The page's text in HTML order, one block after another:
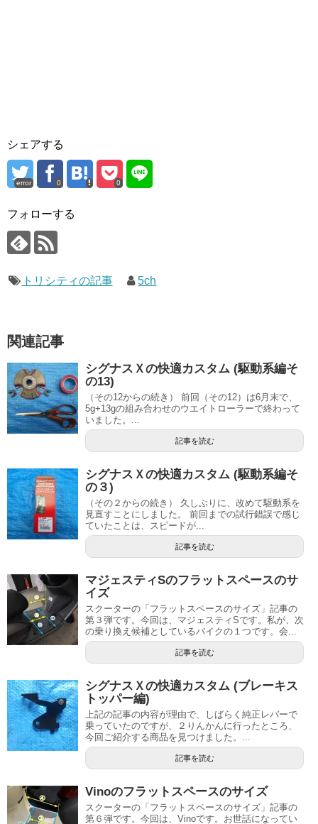
シェアする
error 0 0
フォローする
トリシティの記事 5ch
関連記事
シグナスＸの快適カスタム (駆動系編そ
の13)
（その12からの続き） 前回（その12）は6月末で、
5g+13gの組み合わせのウエイトローラーで終わって
いました。...
記事を読む
シグナスＸの快適カスタム (駆動系編そ
の３)
（その２からの続き） 久しぶりに、改めて駆動系を
見直すことにしました。 前回までの試行錯誤で感じ
ていたことは、スピードが...
記事を読む
マジェスティSのフラットスペースのサ
イズ
スクーターの「フラットスペースのサイズ」記事の
第３弾です。今回は、マジェスティSです。私が、次
の乗り換え候補としているバイクの１つです。会...
記事を読む
シグナスＸの快適カスタム (ブレーキス
トッパー編)
上記の記事の内容が理由で、しばらく純正レバーで
乗っていたのですが、２りんかんに行ったところ、
今回ご紹介する商品を見つけました。...
記事を読む
Vinoのフラットスペースのサイズ
スクーターの「フラットスペースのサイズ」記事の
第６弾です。今回は、Vinoです。お世話になってい